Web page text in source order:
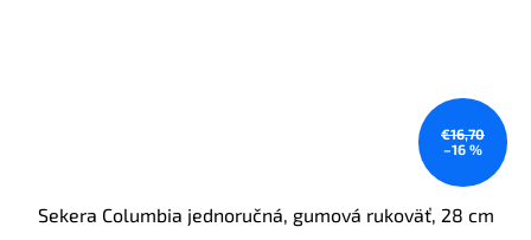
€16,70
–16 %
Sekera Columbia jednoručná, gumová rukoväť, 28 cm